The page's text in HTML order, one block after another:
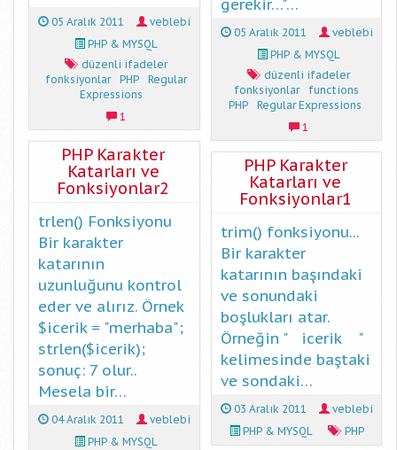
05 Aralık 2011
veblebi
PHP & MYSQL
düzenli ifadeler
fonksiyonlar
PHP
Regular
Expressions
1
PHP Karakter
Katarları ve
Fonksiyonlar2
trlen() Fonksiyonu
Bir karakter
katarının
uzunluğunu kontrol
eder ve alırız. Örnek
$icerik = "merhaba";
strlen($icerik);
sonuç: 7 olur..
Mesela bir…
04 Aralık 2011
veblebi
PHP & MYSQL
gerekir…"…
05 Aralık 2011
veblebi
PHP & MYSQL
düzenli ifadeler
fonksiyonlar
functions
PHP
Regular Expressions
1
PHP Karakter
Katarları ve
Fonksiyonlar1
trim() fonksiyonu...
Bir karakter
katarının başındaki
ve sonundaki
boşlukları atar.
Örneğin " icerik "
kelimesinde baştaki
ve sondaki…
03 Aralık 2011
veblebi
PHP & MYSQL
PHP